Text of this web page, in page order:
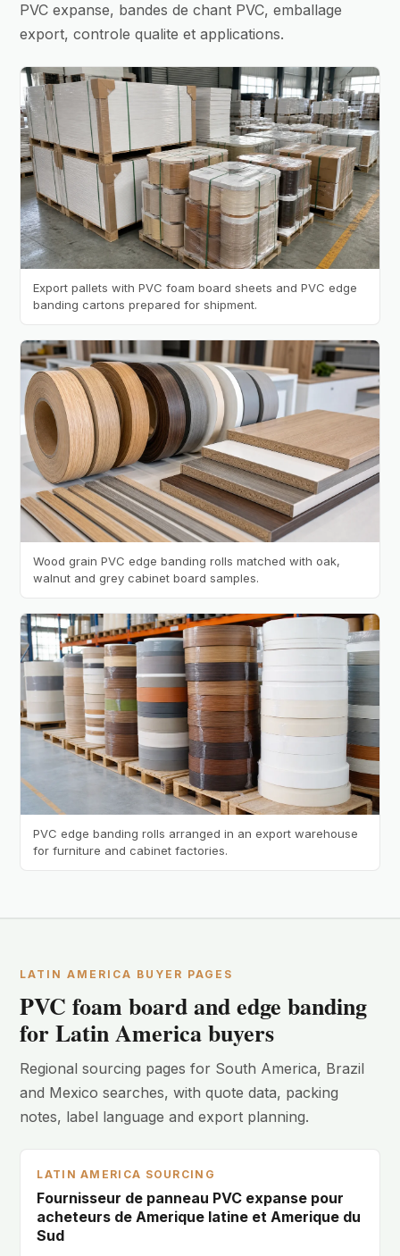
PVC expanse, bandes de chant PVC, emballage
export, controle qualite et applications.
Export pallets with PVC foam board sheets and PVC edge
banding cartons prepared for shipment.
Wood grain PVC edge banding rolls matched with oak,
walnut and grey cabinet board samples.
PVC edge banding rolls arranged in an export warehouse
for furniture and cabinet factories.
LATIN AMERICA BUYER PAGES
PVC foam board and edge banding
for Latin America buyers
Regional sourcing pages for South America, Brazil
and Mexico searches, with quote data, packing
notes, label language and export planning.
LATIN AMERICA SOURCING
Fournisseur de panneau PVC expanse pour
acheteurs de Amerique latine et Amerique du
Sud